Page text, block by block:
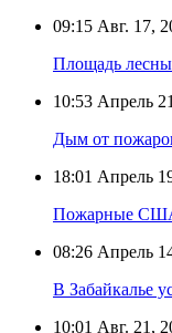
09:15 Авг. 17,
Площадь
10:53 Апрель
Дым от
18:01 Апрель
Пожарные США
08:26 Апрель
В Забайкалье
10:01 Авг. 21,